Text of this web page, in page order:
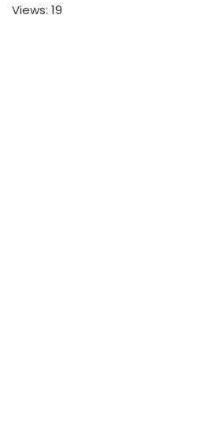
Views: 19